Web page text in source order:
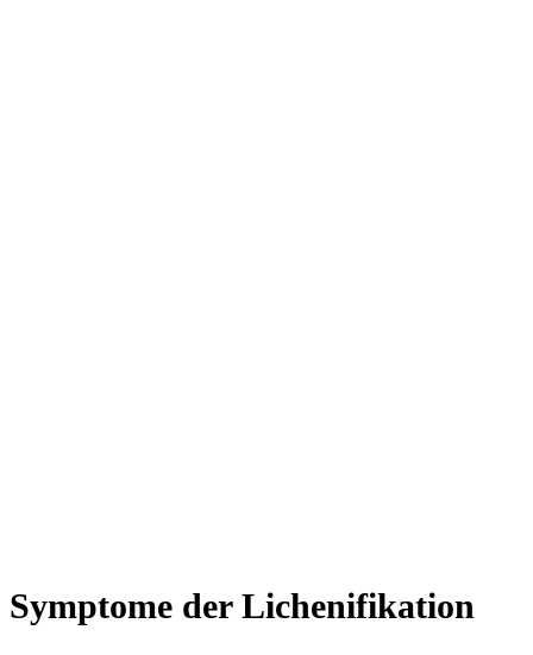
Symptome der Lichenifikation